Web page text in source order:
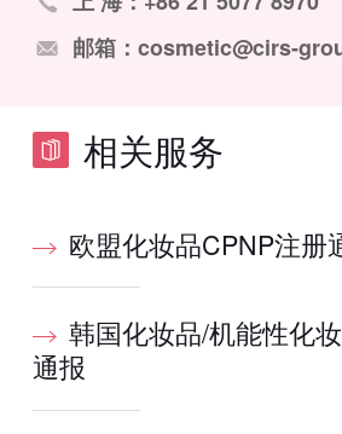
邮箱：cosmetic@cirs-
相关服务
欧盟化妆品CPNP注册
韩国化妆品/机能性化
通报